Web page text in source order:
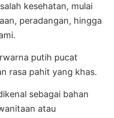
kesehatan, mulai
peradangan, hingga
putih pucat
rasa pahit yang khas.
sebagai bahan
atau